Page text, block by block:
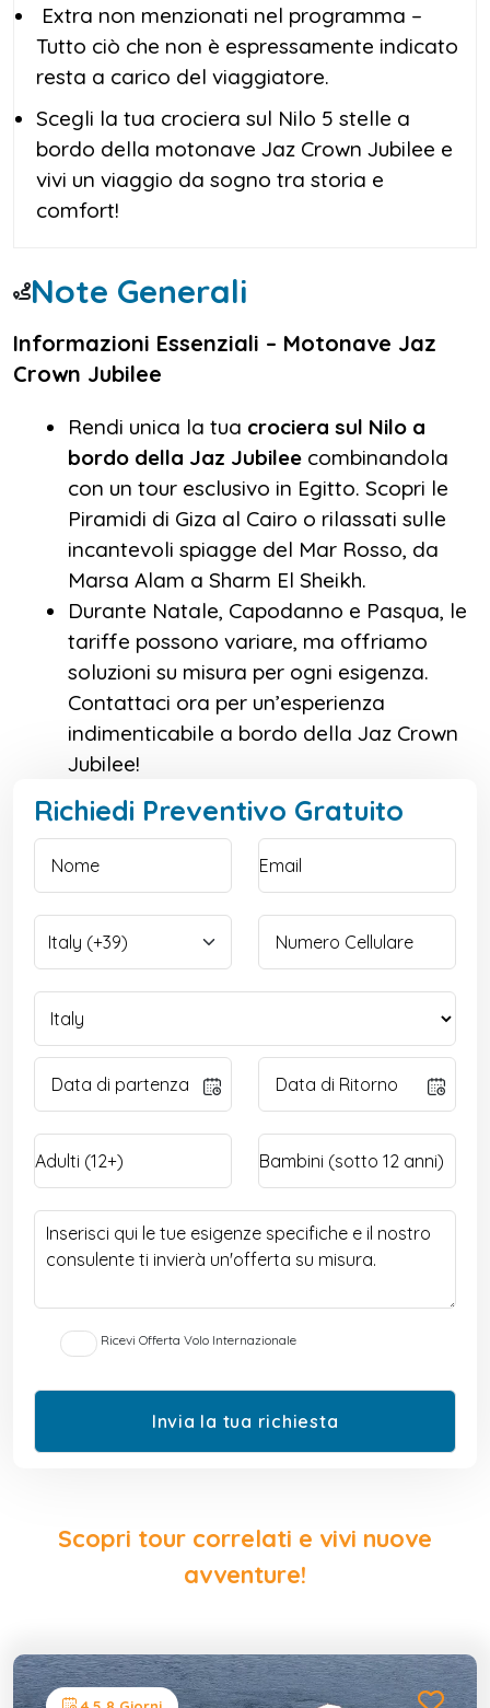
Extra non menzionati nel programma –
Tutto ciò che non è espressamente indicato
resta a carico del viaggiatore.
Scegli la tua crociera sul Nilo 5 stelle a
bordo della motonave Jaz Crown Jubilee e
vivi un viaggio da sogno tra storia e
comfort!
Note Generali
Informazioni Essenziali – Motonave Jaz
Crown Jubilee
Rendi unica la tua crociera sul Nilo a
bordo della Jaz Jubilee combinandola
con un tour esclusivo in Egitto. Scopri le
Piramidi di Giza al Cairo o rilassati sulle
incantevoli spiagge del Mar Rosso, da
Marsa Alam a Sharm El Sheikh.
Durante Natale, Capodanno e Pasqua, le
tariffe possono variare, ma offriamo
soluzioni su misura per ogni esigenza.
Contattaci ora per un’esperienza
indimenticabile a bordo della Jaz Crown
Jubilee!
Richiedi Preventivo Gratuito
Ricevi Offerta Volo Internazionale
Scopri tour correlati e vivi nuove
avventure!